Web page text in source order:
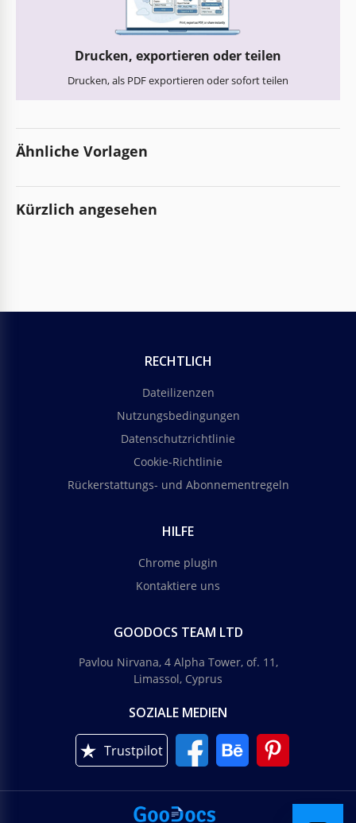
Drucken, exportieren oder teilen
Drucken, als PDF exportieren oder sofort teilen
Ähnliche Vorlagen
Kürzlich angesehen
RECHTLICH
Dateilizenzen
Nutzungsbedingungen
Datenschutzrichtlinie
Cookie-Richtlinie
Rückerstattungs- und Abonnementregeln
HILFE
Chrome plugin
Kontaktiere uns
GOODOCS TEAM LTD
Pavlou Nirvana, 4 Alpha Tower, of. 11,
Limassol, Cyprus
SOZIALE MEDIEN
Trustpilot